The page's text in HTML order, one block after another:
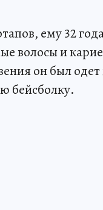
ему 32
волосы и
он был
бейсболку.